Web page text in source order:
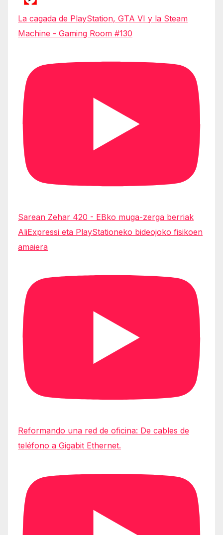
La cagada de PlayStation, GTA VI y la Steam
Machine - Gaming Room #130
Sarean Zehar 420 - EBko muga-zerga berriak
AliExpressi eta PlayStationeko bideojoko fisikoen
amaiera
Reformando una red de oficina: De cables de
teléfono a Gigabit Ethernet.